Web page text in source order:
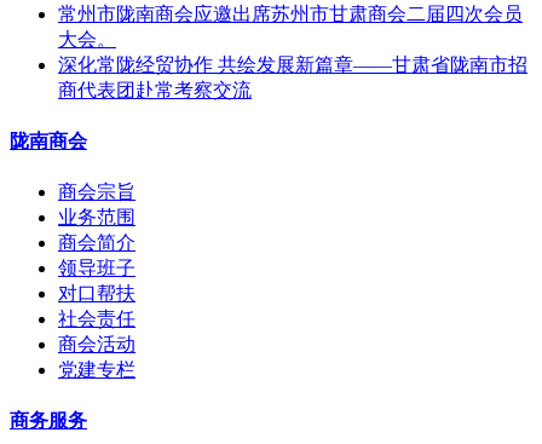
常州市陇南商会应邀出席苏州市甘肃商会二届四次会员
大会。
深化常陇经贸协作 共绘发展新篇章——甘肃省陇南市招
商代表团赴常考察交流
陇南商会
商会宗旨
业务范围
商会简介
领导班子
对口帮扶
社会责任
商会活动
党建专栏
商务服务